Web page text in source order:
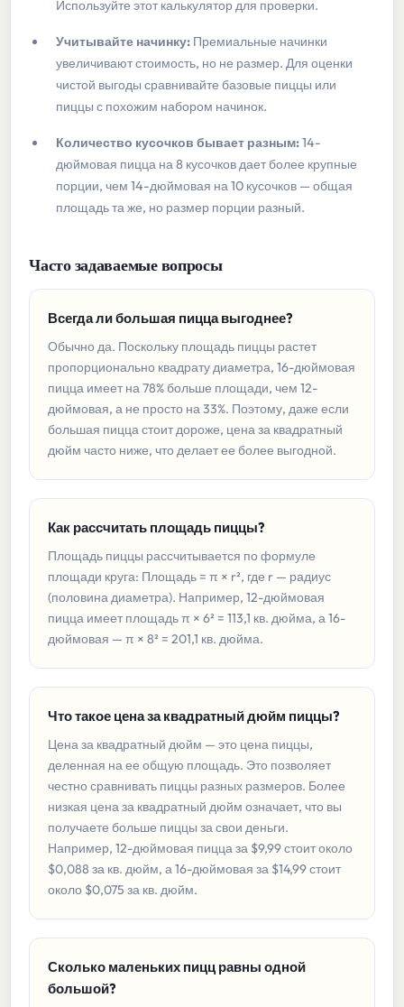
Используйте этот калькулятор для проверки.
Учитывайте начинку: Премиальные начинки
увеличивают стоимость, но не размер. Для оценки
чистой выгоды сравнивайте базовые пиццы или
пиццы с похожим набором начинок.
Количество кусочков бывает разным:14-
дюймовая пицца на 8 кусочков дает более крупные
порции, чем 14-дюймовая на 10 кусочков — общая
площадь та же, но размер порции разный.
Часто задаваемые вопросы
Всегда ли большая пицца выгоднее?
Обычно да. Поскольку площадь пиццы растет
пропорционально квадрату диаметра, 16-дюймовая
пицца имеет на 78% больше площади, чем 12-
дюймовая, а не просто на 33%. Поэтому, даже если
большая пицца стоит дороже, цена за квадратный
дюйм часто ниже, что делает ее более выгодной.
Как рассчитать площадь пиццы?
Площадь пиццы рассчитывается по формуле
площади круга: Площадь = π × r², где r — радиус
(половина диаметра). Например, 12-дюймовая
пицца имеет площадь π × 6² = 113,1 кв. дюйма, а 16-
дюймовая — π × 8² = 201,1 кв. дюйма.
Что такое цена за квадратный дюйм пиццы?
Цена за квадратный дюйм — это цена пиццы,
деленная на ее общую площадь. Это позволяет
честно сравнивать пиццы разных размеров. Более
низкая цена за квадратный дюйм означает, что вы
получаете больше пиццы за свои деньги.
Например, 12-дюймовая пицца за $9,99 стоит около
$0,088 за кв. дюйм, а 16-дюймовая за $14,99 стоит
около $0,075 за кв. дюйм.
Сколько маленьких пицц равны одной
большой?